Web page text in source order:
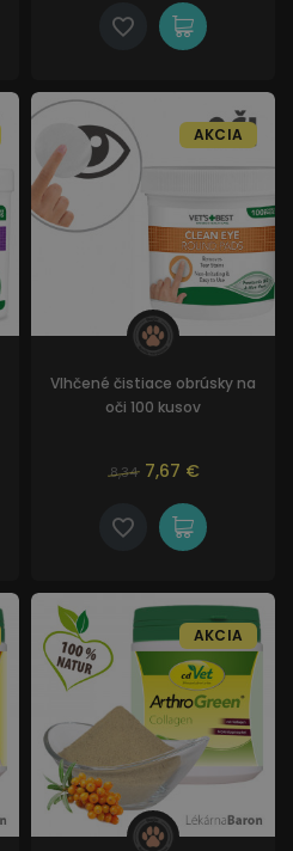
Vlhčené čistiace obrúsky na
oči 100 kusov
8,34 7,67 €
AKCIA
AKCIA